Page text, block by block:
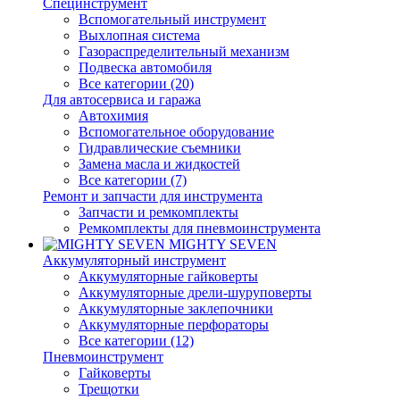
Специнструмент
Вспомогательный инструмент
Выхлопная система
Газораспределительный механизм
Подвеска автомобиля
Все категории (20)
Для автосервиса и гаража
Автохимия
Вспомогательное оборудование
Гидравлические съемники
Замена масла и жидкостей
Все категории (7)
Ремонт и запчасти для инструмента
Запчасти и ремкомплекты
Ремкомплекты для пневмоинструмента
MIGHTY SEVEN
Аккумуляторный инструмент
Аккумуляторные гайковерты
Аккумуляторные дрели-шуруповерты
Аккумуляторные заклепочники
Аккумуляторные перфораторы
Все категории (12)
Пневмоинструмент
Гайковерты
Трещотки